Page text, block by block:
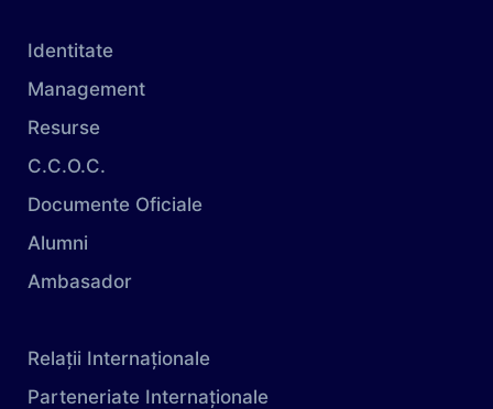
Identitate
Management
Resurse
C.C.O.C.
Documente Oficiale
Alumni
Ambasador
Relații Internaționale
Parteneriate Internaționale